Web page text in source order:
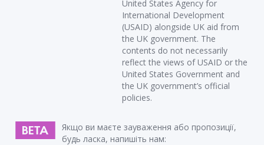
United States Agency for
International Development
(USAID) alongside UK aid from
the UK government. The
contents do not necessarily
reflect the views of USAID or the
United States Government and
the UK government’s official
policies.
Якщо ви маєте зауваження або пропозиції,
будь ласка, напишіть нам: